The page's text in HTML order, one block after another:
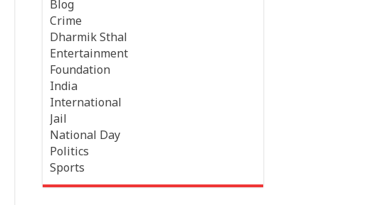
Blog
Crime
Dharmik Sthal
Entertainment
Foundation
India
International
Jail
National Day
Politics
Sports